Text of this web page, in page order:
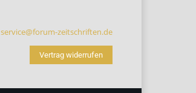
service@forum-zeitschriften.de
Vertrag widerrufen